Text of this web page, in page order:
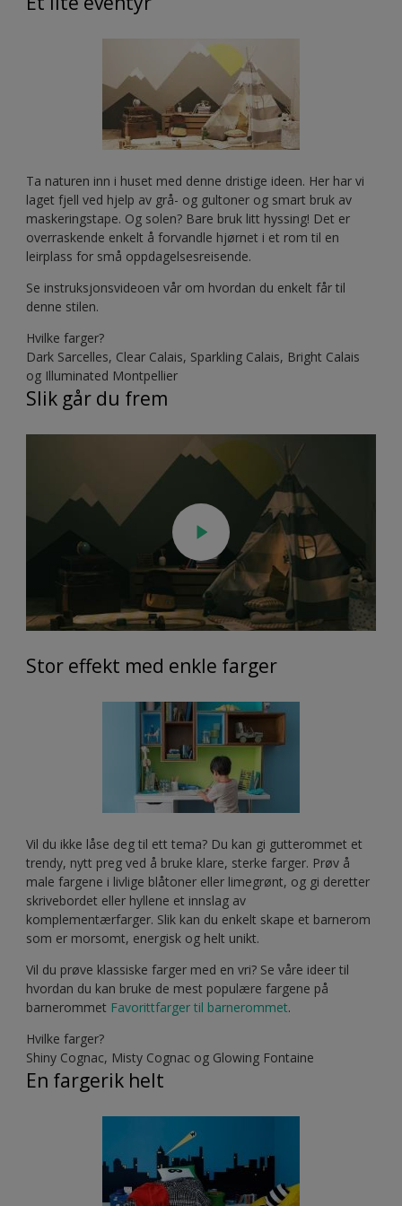
Ta naturen inn i huset med denne dristige ideen. Her har vi
laget fjell ved hjelp av grå- og gultoner og smart bruk av
maskeringstape. Og solen? Bare bruk litt hyssing! Det er
overraskende enkelt å forvandle hjørnet i et rom til en
leirplass for små oppdagelsesreisende.
Se instruksjonsvideoen vår om hvordan du enkelt får til
denne stilen.
Hvilke farger?
Dark Sarcelles, Clear Calais, Sparkling Calais, Bright Calais
og Illuminated Montpellier
Slik går du frem
Stor effekt med enkle farger
Vil du ikke låse deg til ett tema? Du kan gi gutterommet et
trendy, nytt preg ved å bruke klare, sterke farger. Prøv å
male fargene i livlige blåtoner eller limegrønt, og gi deretter
skrivebordet eller hyllene et innslag av
komplementærfarger. Slik kan du enkelt skape et barnerom
som er morsomt, energisk og helt unikt.
Vil du prøve klassiske farger med en vri? Se våre ideer til
hvordan du kan bruke de mest populære fargene på
barnerommet Favorittfarger til barnerommet.
Hvilke farger?
Shiny Cognac, Misty Cognac og Glowing Fontaine
En fargerik helt